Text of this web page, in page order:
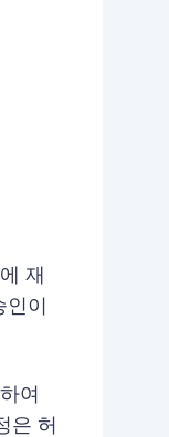
재
이
여
은 허